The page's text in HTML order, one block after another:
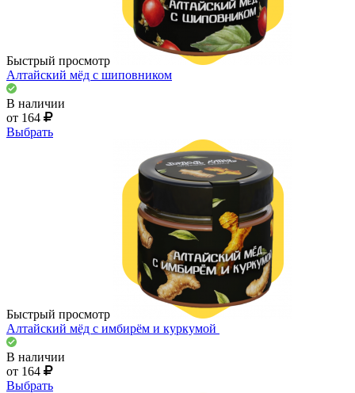
Быстрый просмотр
Алтайский мёд с шиповником
В наличии
от 164
Выбрать
Быстрый просмотр
Алтайский мёд с имбирём и куркумой
В наличии
от 164
Выбрать